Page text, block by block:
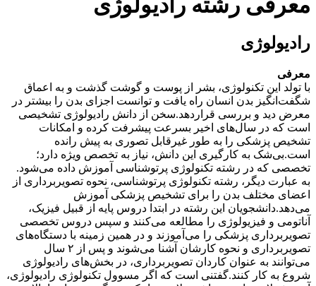
رادیولوژی
معرفی
با تولد این تکنولوژی، بشر از پوست و گوشت گذشت و به اعماق
شگفت‌انگیز بدن انسان راه یافت و توانست اجزای بدن را بیشتر در
معرض دید و بررسی قراردهد.سخن از دانش‌ رادیولوژی تشخیصی
است که در سال‌های اخیر بسرعت پیشرفت کرده و امکانات
تشخیص پزشکی را به طور غیرقابل تصوری به پیش رانده
است.بی‌شک به کارگیری این دانش‌، نیاز به تخصص ویژه‌ دارد؛
تخصصی که در رشته تکنولوژی پرتوشناسی آموزش داده می‌شود.
به عبارت دیگر، رشته تکنولوژی پرتوشناسی، نحوه تصویربرداری از
اعضای مختلف بدن را برای تشخیص پزشکی آموزش
می‌دهد.دانشجویان این رشته در ابتدا دروس پایه از قبیل فیزیک،
آناتومی و فیزیولوژی را مطالعه می‌کنند و سپس دروس تخصصی
تصویربرداری پزشکی را می‌آموزند و در همین زمینه با دستگاه‌های
تصویربرداری و نحوه کارشان آشنا می‌شوند و پس از ۲ سال
می‌توانند به عنوان کاردان تصویربرداری، در بخش‌های رادیولوژی
شروع به کار کنند.گفتنی است که اگر مسوول تکنولوژی رادیولوژی،